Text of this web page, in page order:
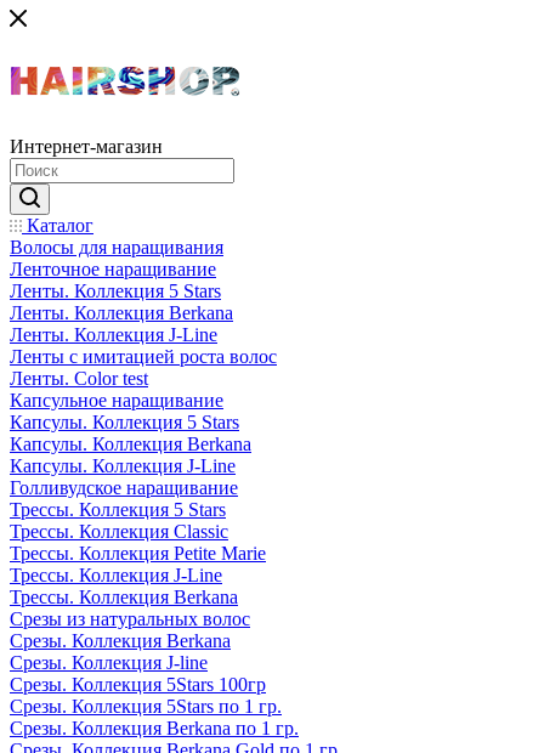
Интернет-магазин
Каталог
Волосы для наращивания
Ленточное наращивание
Ленты. Коллекция 5 Stars
Ленты. Коллекция Berkana
Ленты. Коллекция J-Line
Ленты с имитацией роста волос
Ленты. Color test
Капсульное наращивание
Капсулы. Коллекция 5 Stars
Капсулы. Коллекция Berkana
Капсулы. Коллекция J-Line
Голливудское наращивание
Трессы. Коллекция 5 Stars
Трессы. Коллекция Classic
Трессы. Коллекция Petite Marie
Трессы. Коллекция J-Line
Трессы. Коллекция Berkana
Срезы из натуральных волос
Срезы. Коллекция Berkana
Срезы. Коллекция J-line
Срезы. Коллекция 5Stars 100гр
Срезы. Коллекция 5Stars по 1 гр.
Срезы. Коллекция Berkana по 1 гр.